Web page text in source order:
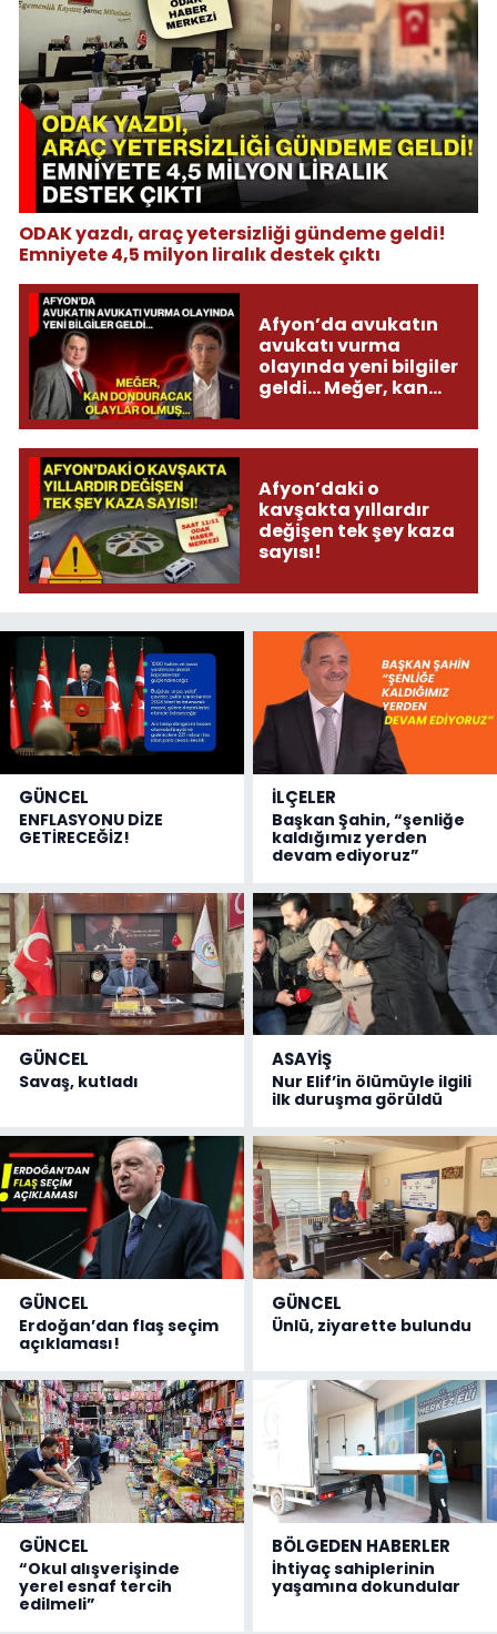
ODAK yazdı, araç yetersizliği gündeme geldi!
Emniyete 4,5 milyon liralık destek çıktı
Afyon’da avukatın
avukatı vurma
olayında yeni bilgiler
geldi... Meğer, kan
olmuş...
Afyon’daki o
kavşakta yıllardır
değişen tek şey kaza
sayısı!
GÜNCEL
ENFLASYONU DİZE
GETİRECEĞİZ!
İLÇELER
Başkan Şahin, “şenliğe
kaldığımız yerden
devam ediyoruz”
GÜNCEL
Savaş, kutladı
ASAYİŞ
Nur Elif’in ölümüyle ilgili
ilk duruşma görüldü
GÜNCEL
Erdoğan’dan flaş seçim
açıklaması!
GÜNCEL
Ünlü, ziyarette bulundu
GÜNCEL
“Okul alışverişinde
yerel esnaf tercih
edilmeli”
BÖLGEDEN HABERLER
İhtiyaç sahiplerinin
yaşamına dokundular